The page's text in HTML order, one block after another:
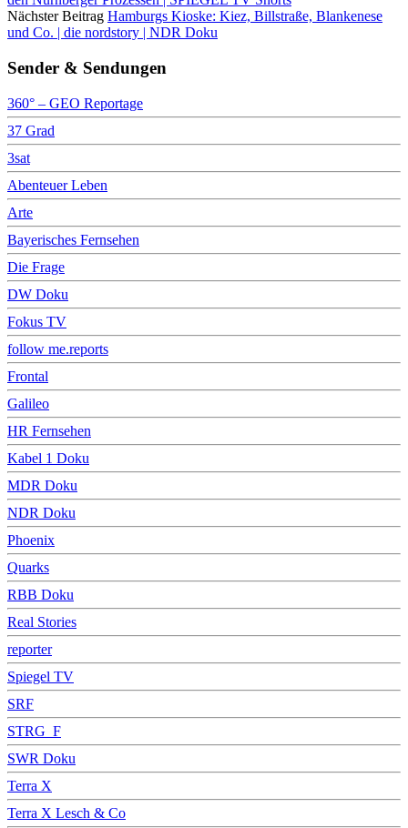
Nächster Beitrag Hamburgs Kioske: Kiez, Billstraße, Blankenese
und Co. | die nordstory | NDR Doku
Sender & Sendungen
360° – GEO Reportage
37 Grad
3sat
Abenteuer Leben
Arte
Bayerisches Fernsehen
Die Frage
DW Doku
Fokus TV
follow me.reports
Frontal
Galileo
HR Fernsehen
Kabel 1 Doku
MDR Doku
NDR Doku
Phoenix
Quarks
RBB Doku
Real Stories
reporter
Spiegel TV
SRF
STRG_F
SWR Doku
Terra X
Terra X Lesch & Co